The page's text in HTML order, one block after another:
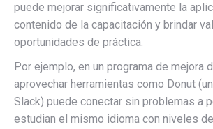
puede mejorar significativamente la
contenido de la capacitación y brindar
oportunidades de práctica.
Por ejemplo, en un programa de mejora
aprovechar herramientas como Donut
Slack) puede conectar sin problemas a
estudian el mismo idioma con niveles